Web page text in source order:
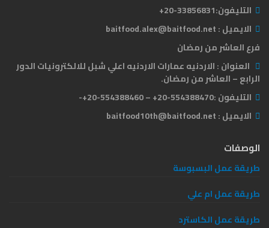
التليفون:33856831-20+
الايميل :baitfood.alex@baitfood.net
فرع العاشر من رمضان
العنوان :الاردنيه عمارات الاردنيه اعلي شبل للالكترونيات الدور
الرابع – العاشر من رمضان.
التليفون :554388470-20+ – 554388460-20+-
الايميل :baitfood10th@baitfood.net
الوصفات
طريقة عمل البسبوسة
طريقة عمل ام علي
طريقة عمل الكاسترد